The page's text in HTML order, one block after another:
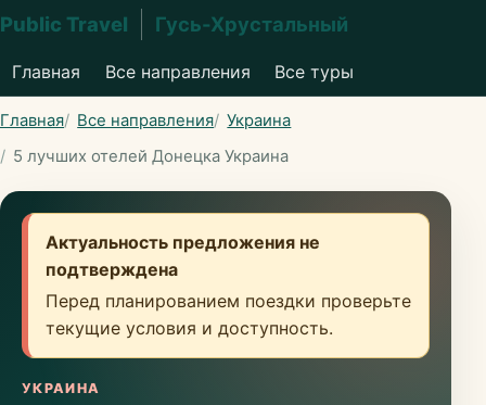
Public Travel Гусь-Хрустальный
Главная Все направления Все туры
Главная Все направления
Украина
5 лучших отелей Донецка Украина
Актуальность предложения не
подтверждена
Перед планированием поездки проверьте
текущие условия и доступность.
УКРАИНА